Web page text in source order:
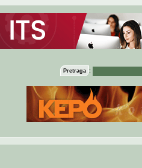
Pretraga :